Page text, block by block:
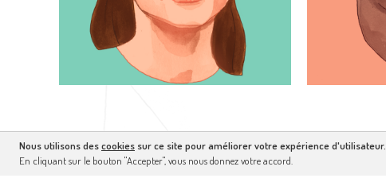
Nous utilisons descookies sur ce site pour améliorer votre expérience d'utilisateur.
En cliquant sur le bouton "Accepter", vous nous donnez votre accord.